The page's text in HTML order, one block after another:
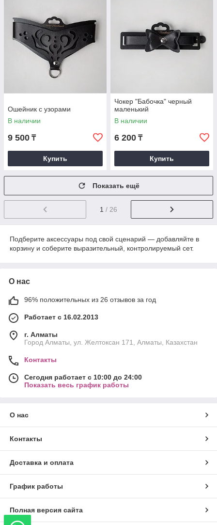
Ошейник с узорами
В наличии
9 500 ₸
Купить
Чокер "Бабочка" черный
маленький
В наличии
6 200 ₸
Купить
Показать ещё
1 / 26
Подберите аксессуары под свой сценарий — добавляйте в
корзину и соберите выразительный, контролируемый сет.
О нас
96% положительных из 26 отзывов за год
Работает с 16.02.2013
г. Алматы
Город Алматы, ул. Желтоксан 171, Алматы, Казахстан
Контакты
Сегодня работает с 10:00 до 24:00
Показать весь график работы
О нас
Контакты
Доставка и оплата
График работы
Полная версия сайта